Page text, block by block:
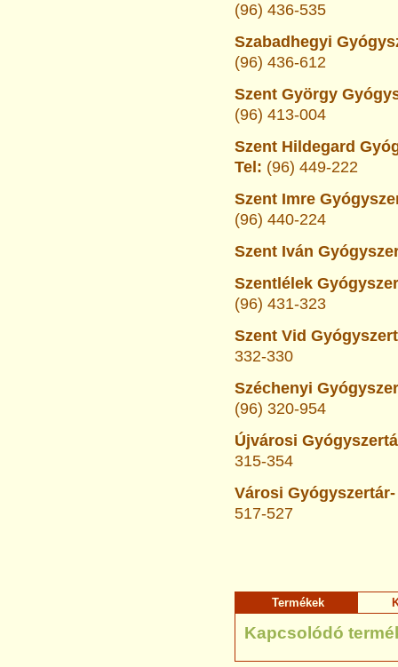
(96) 436-535
Szabadhegyi
(96) 436-612
Szent György
(96) 413-004
Szent Hildegard
Tel: (96) 449-222
Szent Imre
(96) 440-224
Szent Iván
Szentlélek
(96) 431-323
Szent Vid
332-330
Széchenyi
(96) 320-954
Újvárosi
315-354
Városi
517-527
Termékek
Kapcsolódó